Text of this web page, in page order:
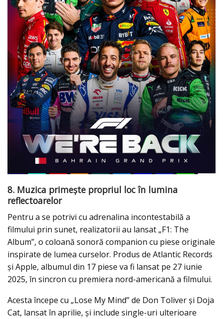
8. Muzica primește propriul loc în lumina
reflectoarelor
Pentru a se potrivi cu adrenalina incontestabilă a
filmului prin sunet, realizatorii au lansat „F1: The
Album”, o coloană sonoră companion cu piese originale
inspirate de lumea curselor. Produs de Atlantic Records
și Apple, albumul din 17 piese va fi lansat pe 27 iunie
2025, în sincron cu premiera nord-americană a filmului.
Acesta începe cu „Lose My Mind” de Don Toliver și Doja
Cat, lansat în aprilie, și include single-uri ulterioare